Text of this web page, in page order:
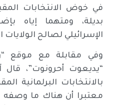
في خوض الانتخابات
بديلة، ومتهما إياه
الإسرائيلي لصالح الولايات
وفي مقابلة مع موقع
“يديعوت أحرونوت”،
بالانتخابات البرلمانية
معتبرا أن هناك ما وصفه